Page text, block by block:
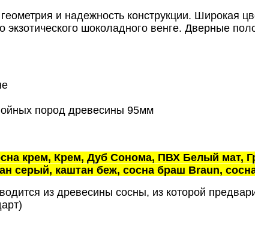
и надежность конструкции. Широкая
шоколадного венге. Дверные
пород древесины 95мм
крем, Крем, Дуб Сонома, ПВХ Белый мат,
серый, каштан беж, сосна браш Braun,
из древесины сосны, из которой